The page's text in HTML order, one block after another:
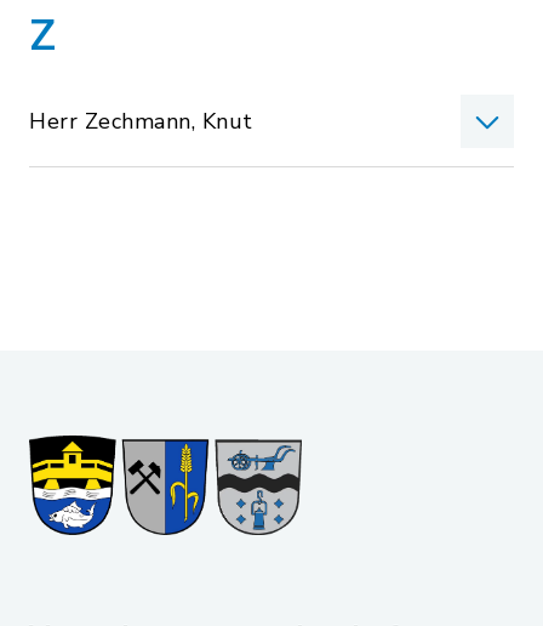
Z
Herr Zechmann, Knut